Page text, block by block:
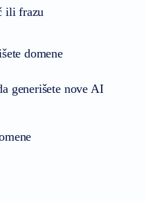
ili frazu
domene
generišete nove AI